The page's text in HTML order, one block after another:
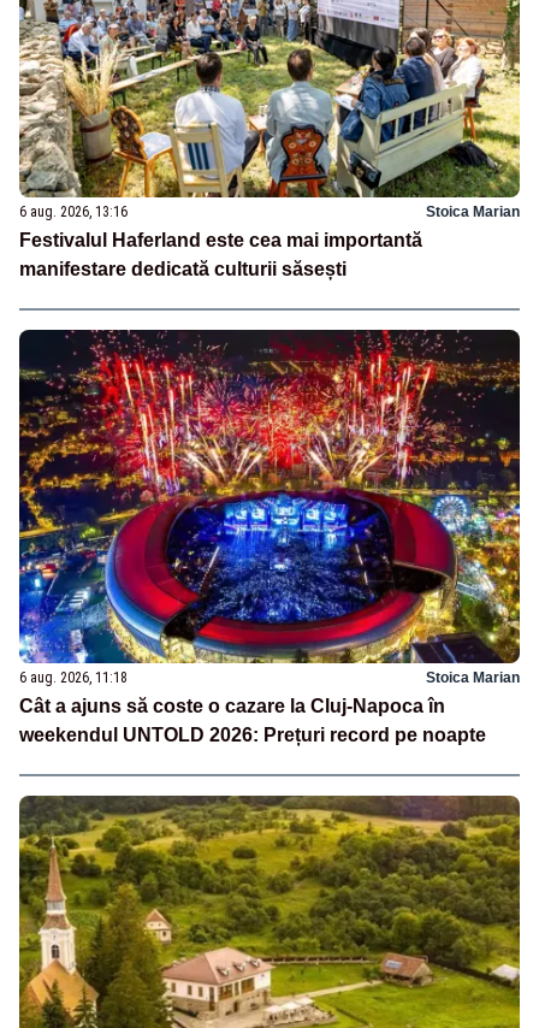
6 aug. 2026, 13:16 Stoica Marian
Festivalul Haferland este cea mai importantă
manifestare dedicată culturii săsești
6 aug. 2026, 11:18 Stoica Marian
Cât a ajuns să coste o cazare la Cluj-Napoca în
weekendul UNTOLD 2026: Prețuri record pe noapte